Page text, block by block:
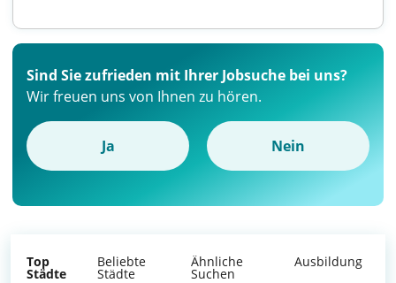
Sind Sie zufrieden mit Ihrer Jobsuche bei uns?
Wir freuen uns von Ihnen zu hören.
Ja Nein
Top
Städte
Beliebte
Städte
Ähnliche
Suchen
Ausbildung